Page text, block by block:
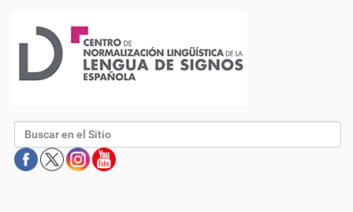
Buscar